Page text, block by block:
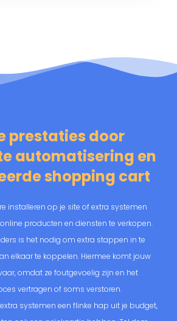
prestaties door
automatisering en
shopping cart
installeren op je site of extra systemen
producten en diensten te verkopen.
is het nodig om extra stappen in te
elkaar te koppelen. Hiermee komt jouw
omdat ze foutgevoelig zijn en het
vertragen of soms verstoren.
systemen een flinke hap uit je budget,